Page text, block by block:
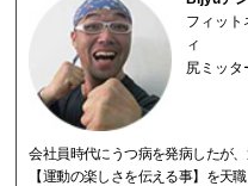
フィット
ィ
尻ミッタ
会社員時代にうつ病を発病したが
【運動の楽しさを伝える事】を天